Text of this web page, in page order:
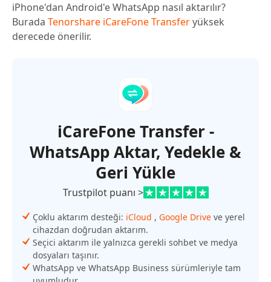
iPhone'dan Android'e WhatsApp nasıl aktarılır?
Burada Tenorshare iCareFone Transferyüksek
derecede önerilir.
iCareFone Transfer -
WhatsApp Aktar, Yedekle &
Geri Yükle
Trustpilot puanı >
Çoklu aktarım desteği: iCloud , Google Drive ve yerel
cihazdan doğrudan aktarım.
Seçici aktarım ile yalnızca gerekli sohbet ve medya
dosyaları taşınır.
WhatsApp ve WhatsApp Business sürümleriyle tam